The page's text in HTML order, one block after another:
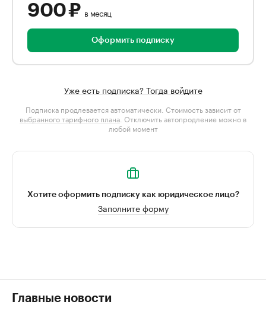
900 ₽ в месяц
Оформить подписку
Уже есть подписка? Тогда войдите
Подписка продлевается автоматически. Стоимость зависит от
выбранного тарифного плана . Отключить автопродление можно в
любой момент
Хотите оформить подписку как юридическое лицо?
Заполните форму
Главные новости